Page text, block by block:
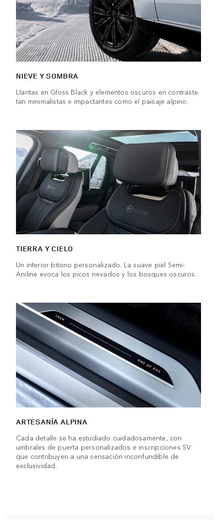
NIEVE Y SOMBRA
Llantas en Gloss Black y elementos oscuros en contraste.
tan minimalistas e impactantes como el paisaje alpino.
TIERRA Y CIELO
Un interior bitono personalizado. La suave piel Semi-
Aniline evoca los picos nevados y los bosques oscuros.
ARTESANÍA ALPINA
Cada detalle se ha estudiado cuidadosamente, con
umbrales de puerta personalizados e inscripciones SV
que contribuyen a una sensación inconfundible de
exclusividad.